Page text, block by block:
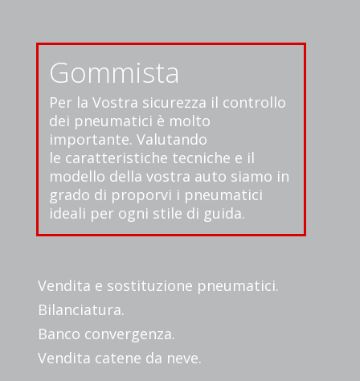
Gommista
Per la Vostra sicurezza il controllo
dei pneumatici è molto
importante. Valutando
le caratteristiche tecniche e il
modello della vostra auto siamo in
grado di proporvi i pneumatici
ideali per ogni stile di guida.
Vendita e sostituzione pneumatici.
Bilanciatura.
Banco convergenza.
Vendita catene da neve.